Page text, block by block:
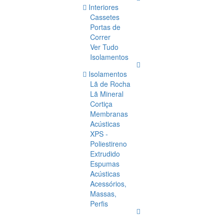
Interiores
Cassetes
Portas de
Correr
Ver Tudo
Isolamentos
Isolamentos
Lã de Rocha
Lã Mineral
Cortiça
Membranas
Acústicas
XPS -
Poliestireno
Extrudido
Espumas
Acústicas
Acessórios,
Massas,
Perfis